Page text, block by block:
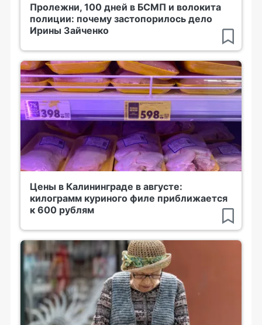
Пролежни, 100 дней в БСМП и волокита
полиции: почему застопорилось дело
Ирины Зайченко
Цены в Калининграде в августе:
килограмм куриного филе приближается
к 600 рублям